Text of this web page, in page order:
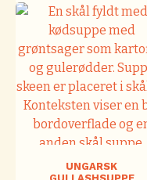
UNGARSK